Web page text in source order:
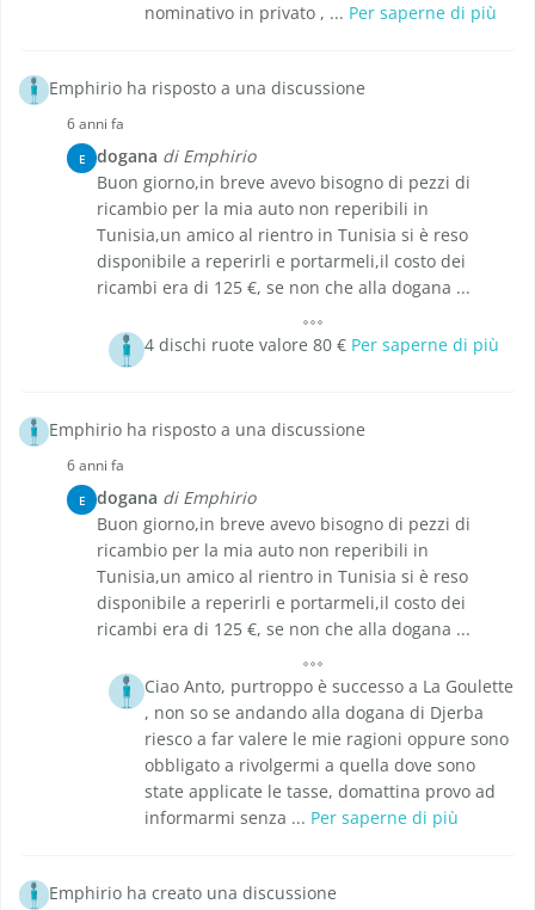
nominativo in privato , ... Per saperne di più
Emphirio ha risposto a una discussione
6 anni fa
E dogana di Emphirio
Buon giorno,in breve avevo bisogno di pezzi di
ricambio per la mia auto non reperibili in
Tunisia,un amico al rientro in Tunisia si è reso
disponibile a reperirli e portarmeli,il costo dei
ricambi era di 125 €, se non che alla dogana ...
4 dischi ruote valore 80 € Per saperne di più
Emphirio ha risposto a una discussione
6 anni fa
E dogana di Emphirio
Buon giorno,in breve avevo bisogno di pezzi di
ricambio per la mia auto non reperibili in
Tunisia,un amico al rientro in Tunisia si è reso
disponibile a reperirli e portarmeli,il costo dei
ricambi era di 125 €, se non che alla dogana ...
Ciao Anto, purtroppo è successo a La Goulette
, non so se andando alla dogana di Djerba
riesco a far valere le mie ragioni oppure sono
obbligato a rivolgermi a quella dove sono
state applicate le tasse, domattina provo ad
informarmi senza ... Per saperne di più
Emphirio ha creato una discussione